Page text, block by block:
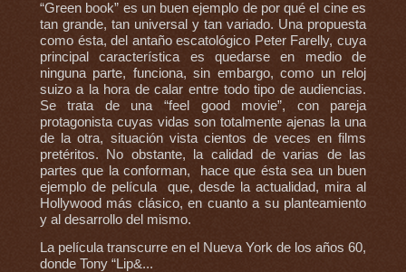
“Green book” es un buen ejemplo de por qué el cine es
tan grande, tan universal y tan variado. Una propuesta
como ésta, del antaño escatológico Peter Farelly, cuya
principal característica es quedarse en medio de
ninguna parte, funciona, sin embargo, como un reloj
suizo a la hora de calar entre todo tipo de audiencias.
Se trata de una “feel good movie”, con pareja
protagonista cuyas vidas son totalmente ajenas la una
de la otra, situación vista cientos de veces en films
pretéritos. No obstante, la calidad de varias de las
partes que la conforman, hace que ésta sea un buen
ejemplo de película que, desde la actualidad, mira al
Hollywood más clásico, en cuanto a su planteamiento
y al desarrollo del mismo.
La película transcurre en el Nueva York de los años 60,
donde Tony “Lip&...